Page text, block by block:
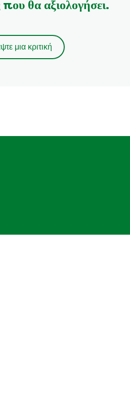
θα αξιολογήσει.
μια κριτική